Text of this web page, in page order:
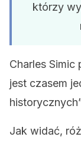
którzy
Charles Simic
jest czasem
Jak widać,